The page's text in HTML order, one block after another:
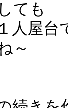
ても
人屋
～